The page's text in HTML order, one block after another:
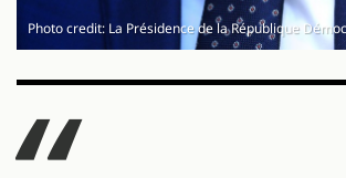
Photo credit: La Présidence de la République